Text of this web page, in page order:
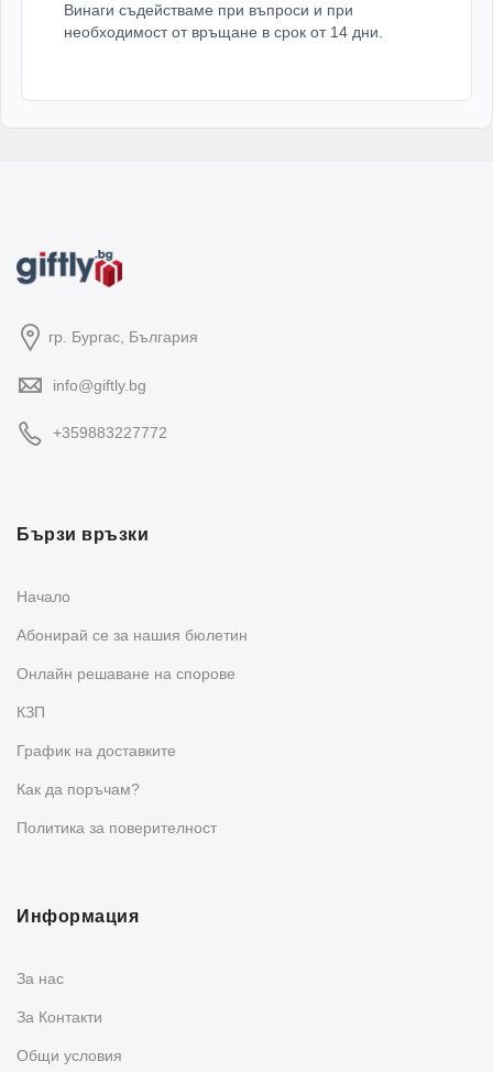
Винаги съдействаме при въпроси и при
необходимост от връщане в срок от 14 дни.
гр. Бургас, България
info@giftly.bg
+359883227772
Бързи връзки
Начало
Абонирай се за нашия бюлетин
Oнлайн решаване на спорове
КЗП
График на доставките
Как да поръчам?
Политика за поверителност
Информация
За нас
За Контакти
Общи условия